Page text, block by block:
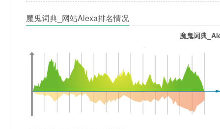
魔鬼词典_网站Alexa排名情况
魔鬼词典